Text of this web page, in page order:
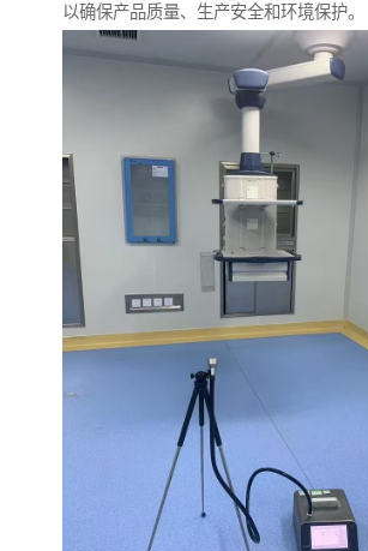
以确保产品质量、生产安全和环境保护。